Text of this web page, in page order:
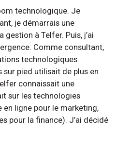
technologique. Je
je démarrais une
gestion à Telfer. Puis, j’ai
Comme consultant,
technologiques.
sur pied utilisait de plus en
connaissait une
sur les technologies
ligne pour le marketing,
pour la finance). J’ai décidé